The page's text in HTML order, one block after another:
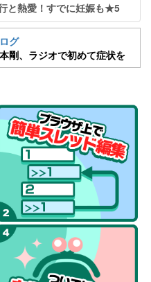
と熱愛！すでに妊娠も★5
グ
剛、ラジオで初めて症状を
ことに今の僕は耐えられな